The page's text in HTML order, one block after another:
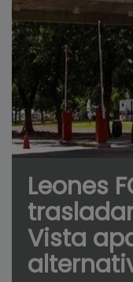
Leones
Vista